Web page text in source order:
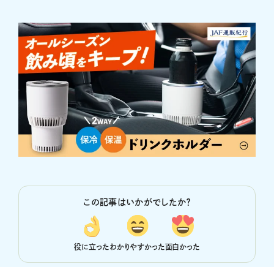
この記事はいかがでしたか？
役に立ったわかりやすかった面白かった